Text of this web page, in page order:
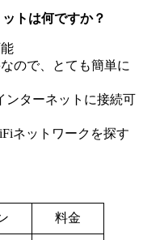
トは何ですか？
ので、とても簡単に
ンターネットに接続可
ネットワークを探す
料金